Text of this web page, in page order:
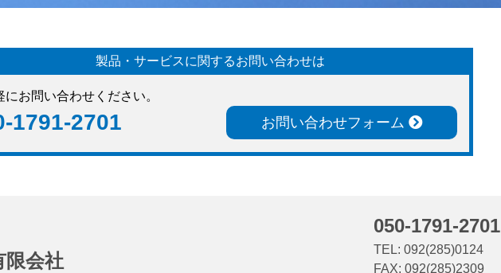
製品・サービスに関するお問い合わせは
にお問い合わせください。
1791-2701 お問い合わせフォーム
会社
050-1791-2701
TEL: 092(285)0124
FAX: 092(285)2309